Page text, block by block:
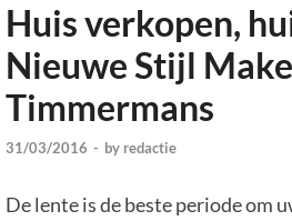
Huis verkopen,
Nieuwe Stijl
Timmermans
31/03/2016 - by redactie
De lente is de beste periode om